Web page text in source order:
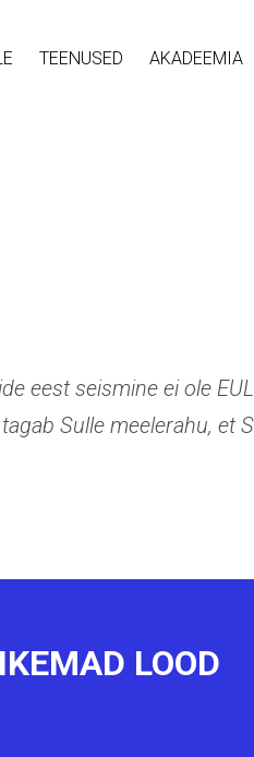
TEENUSED AKADEEMIA
eest seismine ei ole
Sulle meelerahu, et
LOOD